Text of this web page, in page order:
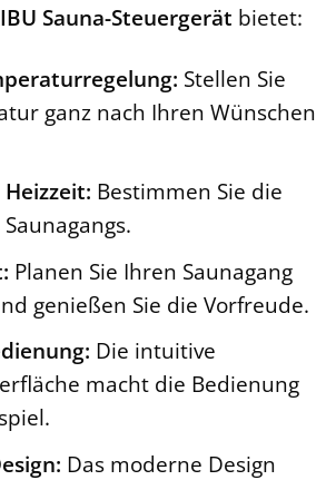
Sauna-Steuergerät bietet:
Stellen Sie
ganz nach Ihren Wünschen
Bestimmen Sie die
Planen Sie Ihren Saunagang
genießen Sie die Vorfreude.
Die intuitive
macht die Bedienung
Das moderne Design